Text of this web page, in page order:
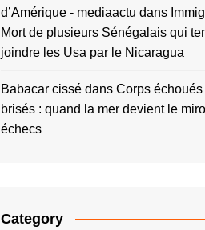
d’Amérique - mediaactu dans
Mort de plusieurs Sénégalais qui
joindre les Usa par le Nicaragua
Babacar cissé dans Corps échoués
brisés : quand la mer devient le
échecs
Category